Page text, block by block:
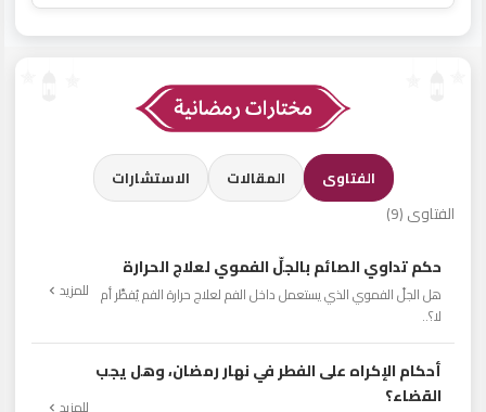
الفتاوى (9)
حكم تداوي الصائم بالجلِّ الفموي لعلاج الحرارة
هل الجلّ الفموي الذي يستعمل داخل الفم لعلاج حرارة الفم يُفطِّر أم
لا؟..
للمزيد
أحكام الإكراه على الفطر في نهار رمضان، وهل يجب
القضاء؟
الفتاوى المقالات الاستشارات